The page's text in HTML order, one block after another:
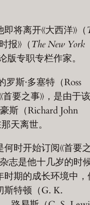
将离开《大西洋》（
报》（The New York
专职专栏作家。
斯·多塞特（Ross
要之事》，是由于
斯（Richard John
天离世。
时开始订阅《首要
志是他十几岁的时
期的成长环境中，
斯特顿（G. K.